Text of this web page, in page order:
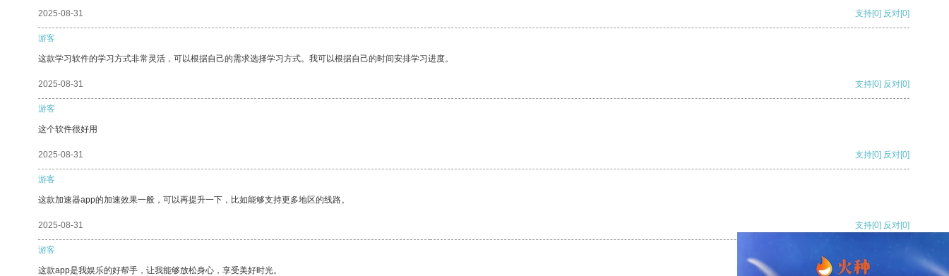
2025-08-31 支持[0] 反对[0]
游客
这款学习软件的学习方式非常灵活，可以根据自己的需求选择学习方式。我可以根据自己的时间安排学习进度。
2025-08-31 支持[0] 反对[0]
游客
这个软件很好用
2025-08-31 支持[0] 反对[0]
游客
这款加速器app的加速效果一般，可以再提升一下，比如能够支持更多地区的线路。
2025-08-31 支持[0] 反对[0]
游客
这款app是我娱乐的好帮手，让我能够放松身心，享受美好时光。